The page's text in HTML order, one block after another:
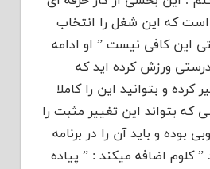
که این شغل را انتخاب
این کافی نیست ” او ادامه
ورزش کرده اید که
و بتوانید این را کاملا
بتواند این تغییر مثبت را
بوده و باید آن را در برنامه
” کلوم اضافه میکند : ” پیاده